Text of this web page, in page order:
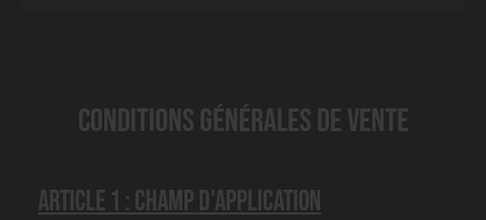
Conditions Générales de Vente
Article 1 : Champ d'Application